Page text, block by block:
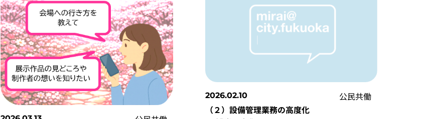
2026.02.10
公民共働
（２）設備管理業務の高度化